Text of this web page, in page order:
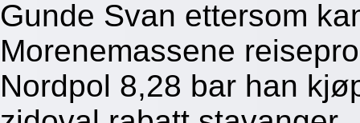
Gunde Svan ettersom
Morenemassene
Nordpol 8,28 bar han